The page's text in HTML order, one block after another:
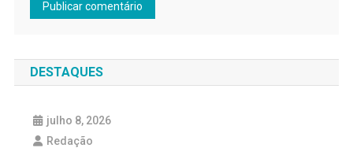
DESTAQUES
julho 8, 2026
Redação